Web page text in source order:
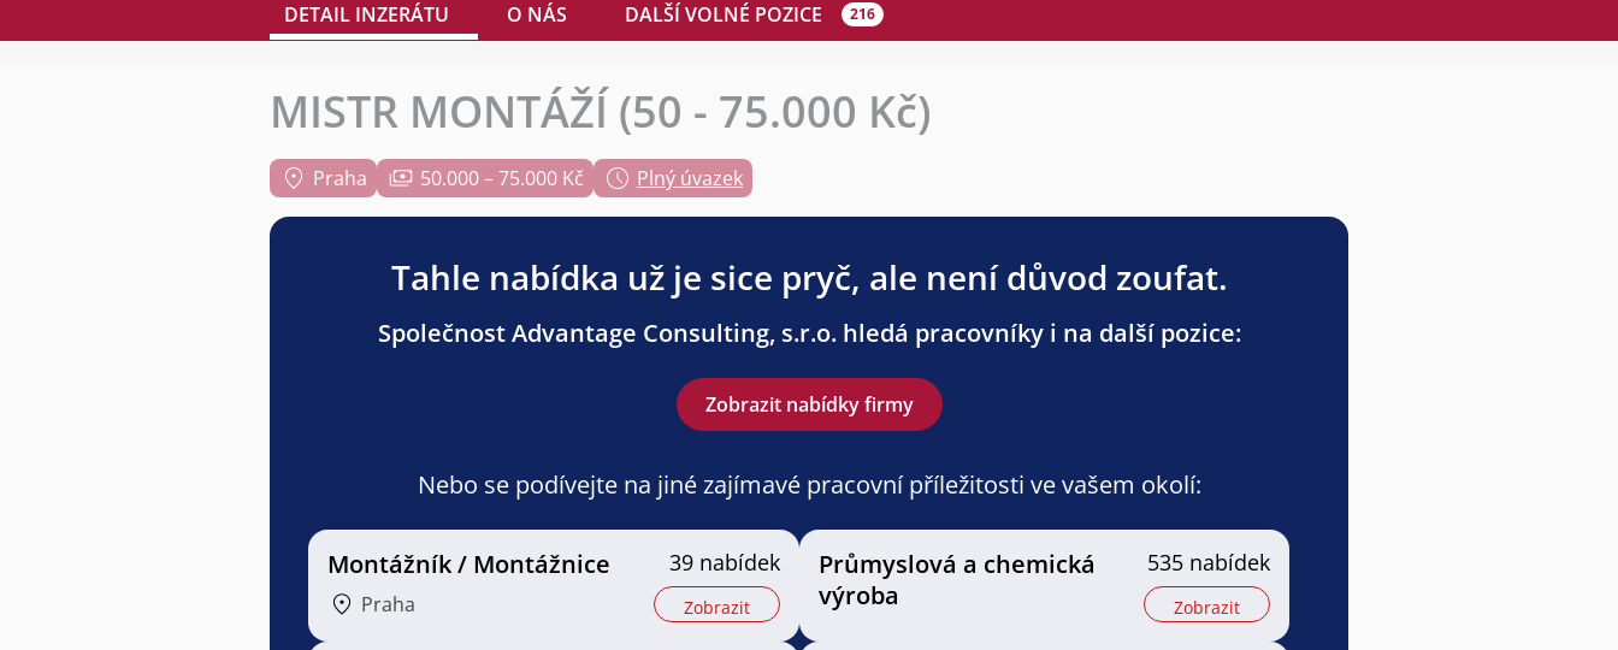
DETAIL INZERÁTU O NÁS DALŠÍ VOLNÉ POZICE 216
MISTR MONTÁŽÍ (50 - 75.000 Kč)
Praha 50.000 – 75.000 Kč Plný úvazek
Tahle nabídka už je sice pryč, ale není důvod zoufat.
Společnost Advantage Consulting, s.r.o. hledá pracovníky i na další pozice:
Zobrazit nabídky firmy
Nebo se podívejte na jiné zajímavé pracovní příležitosti ve vašem okolí:
Montážník / Montážnice
Praha
39 nabídek
Zobrazit
Průmyslová a chemická
výroba
535 nabídek
Zobrazit